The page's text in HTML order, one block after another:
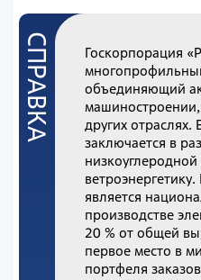
Госкорпорация
объединяющий
машиностроении,
других отраслях.
заключается в
является
производстве
20 % от общей
первое место в
портфеля